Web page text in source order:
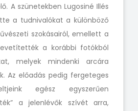
A szünetekben Lugosiné Illés
a tudnivalókat a különböző
szokásairól, emellett a
a korábbi fotókból
melyek mindenki arcára
Az előadás pedig fergeteges
egész egyszerűen
a jelenlévők szívét arra,